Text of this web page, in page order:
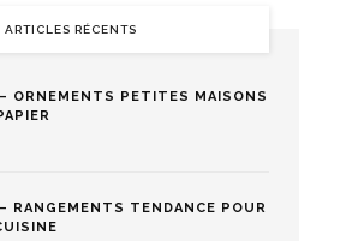
ARTICLES RÉCENTS
ORNEMENTS PETITES MAISONS
RANGEMENTS TENDANCE POUR